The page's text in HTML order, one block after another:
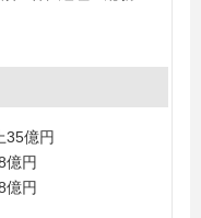
35億円
億円
億円